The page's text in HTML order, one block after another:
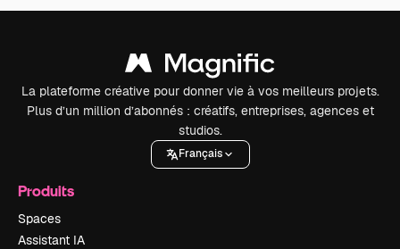
La plateforme créative pour donner vie à vos meilleurs projets.
Plus d’un million d’abonnés : créatifs, entreprises, agences et
studios.
Français
Produits
Spaces
Assistant IA